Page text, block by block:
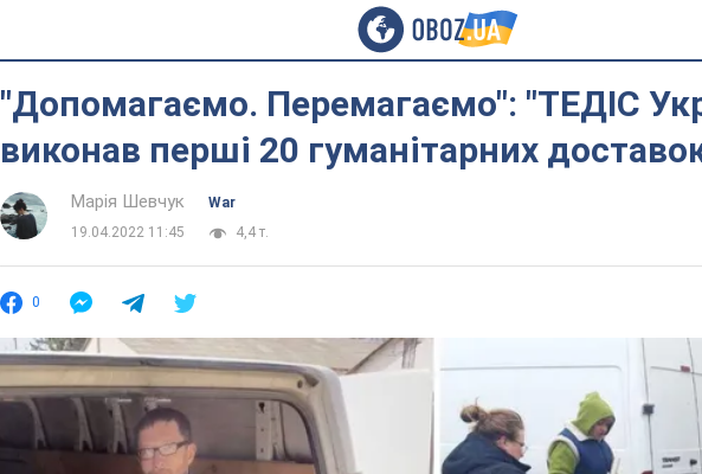
"Допомагаємо. Перемагаємо": "ТЕДІС
виконав перші 20 гуманітарних
Марія Шевчук
War
19.04.2022 11:45
4,4 т.
0